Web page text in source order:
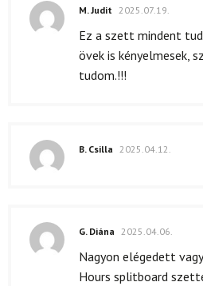
M. Judit 2025.07.19.
Ez a szett mindent
övek is kényelmesek,
tudom.!!!
B. Csilla 2025.04.12.
G. Diána 2025.04.06.
Nagyon elégedett
Hours splitboard